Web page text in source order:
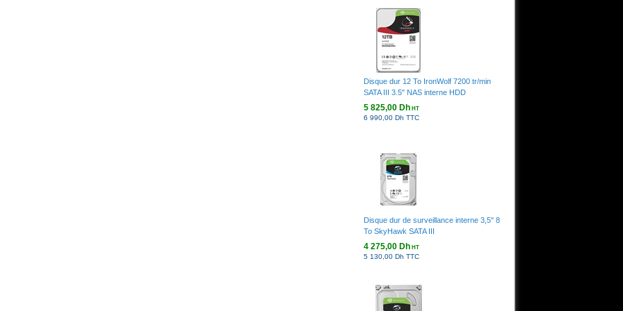
Disque dur 12 To IronWolf 7200 tr/min
SATA III 3.5" NAS interne HDD
5 825,00 DhHT
6 990,00 Dh TTC
Disque dur de surveillance interne 3,5" 8
To SkyHawk SATA III
4 275,00 DhHT
5 130,00 Dh TTC